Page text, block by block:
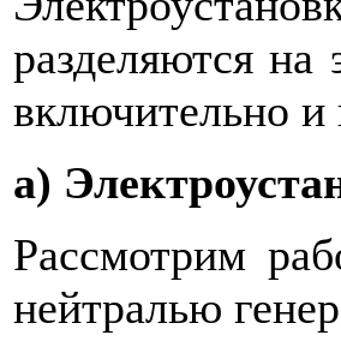
разделя­ются на
включительно
а)
Рассмотрим
нейтралью